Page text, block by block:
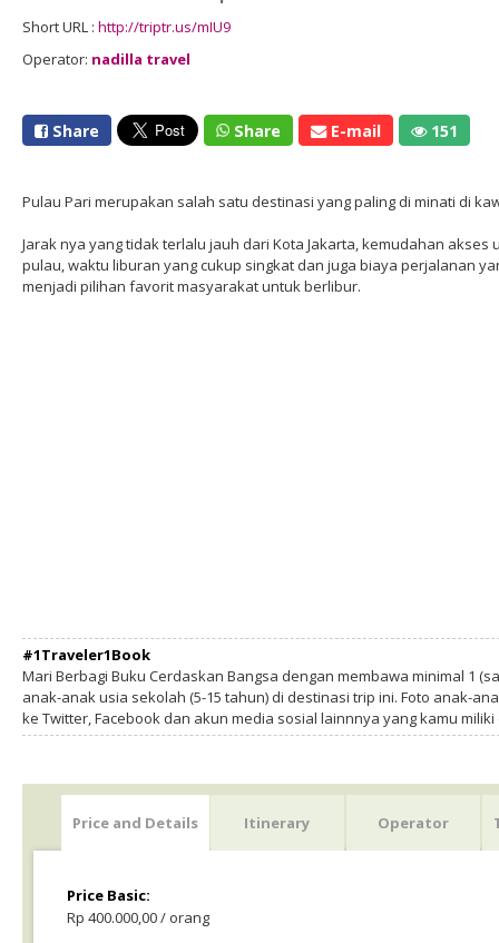
Short URL : http://triptr.us/mIU9
Operator: nadilla travel
Share Share E-mail 151
Pulau Pari merupakan salah satu destinasi yang paling di minati di
Jarak nya yang tidak terlalu jauh dari Kota Jakarta, kemudahan
pulau, waktu liburan yang cukup singkat dan juga biaya perjalanan
menjadi pilihan favorit masyarakat untuk berlibur.
#1Traveler1Book
Mari Berbagi Buku Cerdaskan Bangsa dengan membawa minimal 1
anak-anak usia sekolah (5-15 tahun) di destinasi trip ini. Foto anak-
ke Twitter, Facebook dan akun media sosial lainnnya yang kamu
Price and Details Itinerary Operator
Price Basic:
Rp 400.000,00 / orang